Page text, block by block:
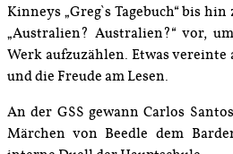
Kinneys „Greg`s Tagebuch“ bis
„Australien? Australien?“ vor,
Werk aufzuzählen. Etwas vereinte
und die Freude am Lesen.
An der GSS gewann Carlos
Märchen von Beedle dem